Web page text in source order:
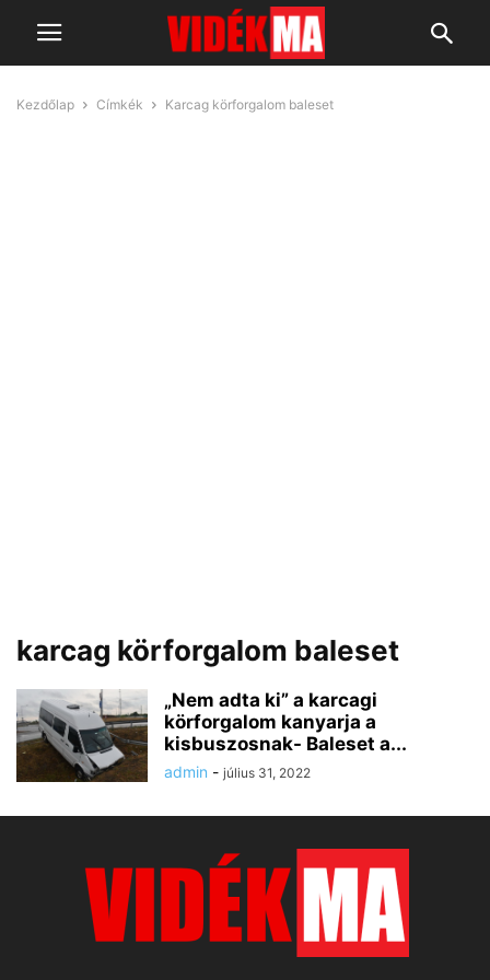
Kezdőlap Címkék Karcag körforgalom baleset
karcag körforgalom baleset
„Nem adta ki” a karcagi
körforgalom kanyarja a
kisbuszosnak- Baleset a...
admin - július 31, 2022